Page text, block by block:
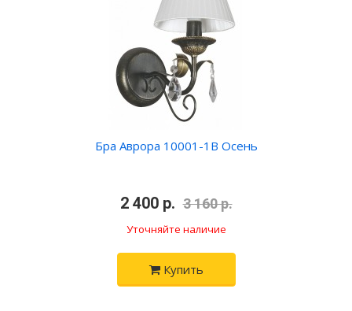
Бра Аврора 10001-1B Осень
2 400 р. 3 160 р.
Уточняйте наличие
Купить